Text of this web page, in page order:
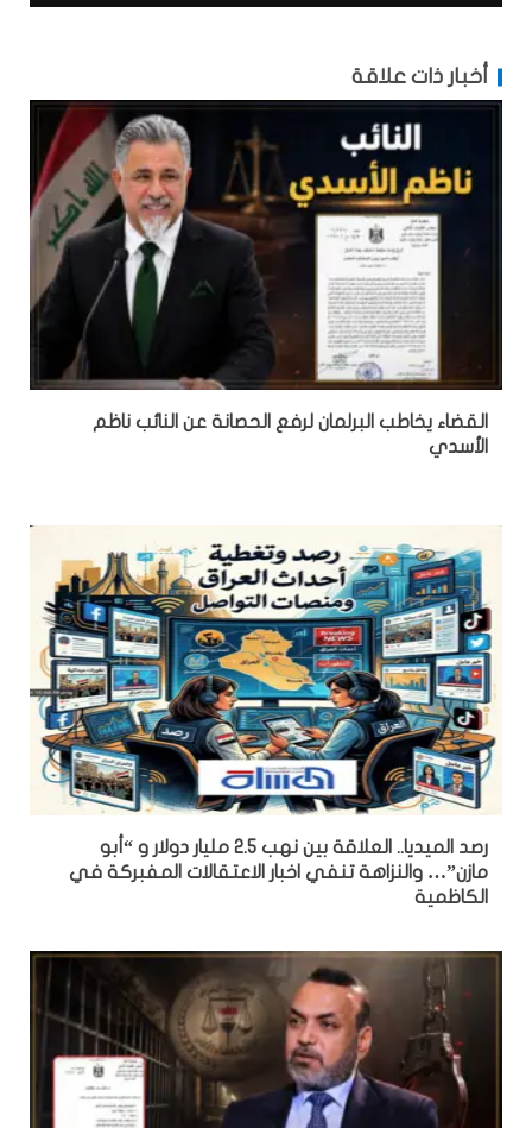
أخبار ذات علاقة
القضاء يخاطب البرلمان لرفع الحصانة عن النائب ناظم
الأسدي
رصد الميديا.. العلاقة بين نهب 2.5 مليار دولار و “أبو
مازن”… والنزاهة تنفي اخبار الاعتقالات المفبركة في
الكاظمية